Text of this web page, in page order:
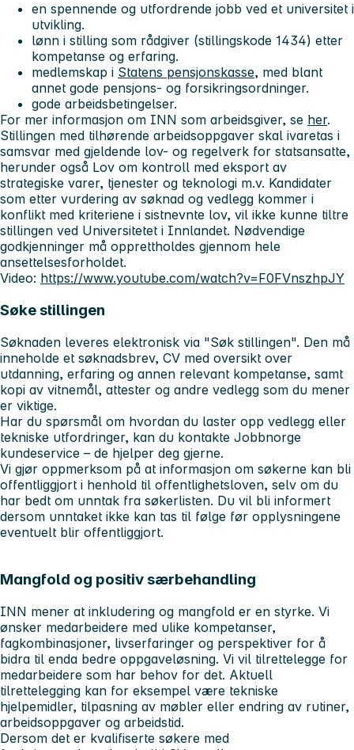
en spennende og utfordrende jobb ved et universitet i
utvikling.
lønn i stilling som rådgiver (stillingskode 1434) etter
kompetanse og erfaring.
medlemskap i Statens pensjonskasse, med blant
annet gode pensjons- og forsikringsordninger.
gode arbeidsbetingelser.
For mer informasjon om INN som arbeidsgiver, se her.
Stillingen med tilhørende arbeidsoppgaver skal ivaretas i
samsvar med gjeldende lov- og regelverk for statsansatte,
herunder også Lov om kontroll med eksport av
strategiske varer, tjenester og teknologi m.v. Kandidater
som etter vurdering av søknad og vedlegg kommer i
konflikt med kriteriene i sistnevnte lov, vil ikke kunne tiltre
stillingen ved Universitetet i Innlandet. Nødvendige
godkjenninger må opprettholdes gjennom hele
ansettelsesforholdet.
Video: https://www.youtube.com/watch?v=F0FVnszhpJY
Søke stillingen
Søknaden leveres elektronisk via "Søk stillingen". Den må
inneholde et søknadsbrev, CV med oversikt over
utdanning, erfaring og annen relevant kompetanse, samt
kopi av vitnemål, attester og andre vedlegg som du mener
er viktige.
Har du spørsmål om hvordan du laster opp vedlegg eller
tekniske utfordringer, kan du kontakte Jobbnorge
kundeservice – de hjelper deg gjerne.
Vi gjør oppmerksom på at informasjon om søkerne kan bli
offentliggjort i henhold til offentlighetsloven, selv om du
har bedt om unntak fra søkerlisten. Du vil bli informert
dersom unntaket ikke kan tas til følge før opplysningene
eventuelt blir offentliggjort.
Mangfold og positiv særbehandling
INN mener at inkludering og mangfold er en styrke. Vi
ønsker medarbeidere med ulike kompetanser,
fagkombinasjoner, livserfaringer og perspektiver for å
bidra til enda bedre oppgaveløsning. Vi vil tilrettelegge for
medarbeidere som har behov for det. Aktuell
tilrettelegging kan for eksempel være tekniske
hjelpemidler, tilpasning av møbler eller endring av rutiner,
arbeidsoppgaver og arbeidstid.
Dersom det er kvalifiserte søkere med